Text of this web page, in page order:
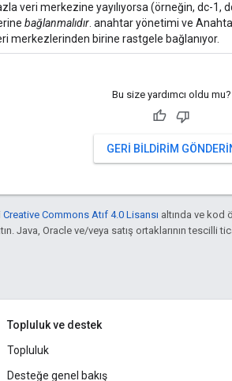
veri merkezine yayılıyorsa (örneğin, dc-1,
bağlanmalıdır . anahtar yönetimi ve
merkezlerinden birine rastgele bağlanıyor.
Bu size yardımcı oldu mu?
GERI BILDIRIM
Creative Commons Atıf 4.0 Lisansı altında ve kod
Java, Oracle ve/veya satış ortaklarının tescilli
Topluluk ve destek
Topluluk
Desteğe genel bakış